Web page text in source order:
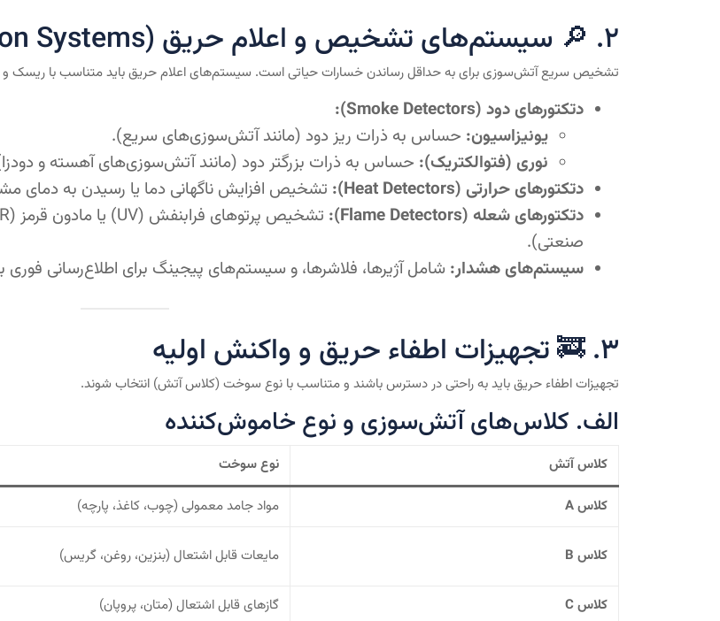
۲. 🔎 سیستم‌های تشخیص و اعلام حریق (Detection Systems)
تشخیص سریع آتش‌سوزی برای به حداقل رساندن خسارات حیاتی است. سیستم‌های اعلام حریق باید متناسب با ریسک و
دتکتورهای دود (Smoke Detectors):
یونیزاسیون: حساس به ذرات ریز دود (مانند آتش‌سوزی‌های سریع).
نوری (فتوالکتریک): حساس به ذرات بزرگتر دود (مانند آتش‌سوزی‌های آهسته و
دتکتورهای حرارتی (Heat Detectors):
تشخیص افزایش ناگهانی دما یا رسیدن به
دتکتورهای شعله (Flame Detectors):
صنعتی).
سیستم‌های هشدار: شامل آژیرها، فلاشرها، و سیستم‌های پیجینگ برای اطلاع‌رسانی
۳. 🚒 تجهیزات اطفاء حریق و واکنش اولیه
تجهیزات اطفاء حریق باید به راحتی در دسترس باشند و متناسب با نوع سوخت (کلاس آتش) انتخاب شوند.
الف. کلاس‌های آتش‌سوزی و نوع خاموش‌کننده
کلاس آتش نوع سوخت
کلاس A مواد جامد معمولی (چوب، کاغذ، پارچه)
کلاس B مایعات قابل اشتعال (بنزین، روغن، گریس)
کلاس C
گازهای قابل اشتعال (متان، پروپان)